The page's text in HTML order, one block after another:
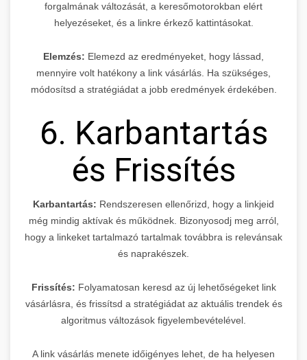
forgalmának változását, a keresőmotorokban elért
helyezéseket, és a linkre érkező kattintásokat.
Elemzés: Elemezd az eredményeket, hogy lássad,
mennyire volt hatékony a link vásárlás. Ha szükséges,
módosítsd a stratégiádat a jobb eredmények érdekében.
6. Karbantartás
és Frissítés
Karbantartás: Rendszeresen ellenőrizd, hogy a linkjeid
még mindig aktívak és működnek. Bizonyosodj meg arról,
hogy a linkeket tartalmazó tartalmak továbbra is relevánsak
és naprakészek.
Frissítés: Folyamatosan keresd az új lehetőségeket link
vásárlásra, és frissítsd a stratégiádat az aktuális trendek és
algoritmus változások figyelembevételével.
A link vásárlás menete időigényes lehet, de ha helyesen